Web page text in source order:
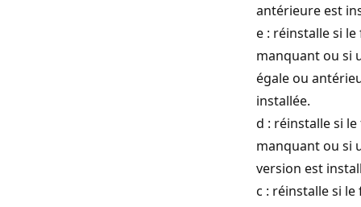
antérieure est
e : réinstalle si
manquant ou si
égale ou
installée.
d : réinstalle si
manquant ou si
version est
c : réinstalle si